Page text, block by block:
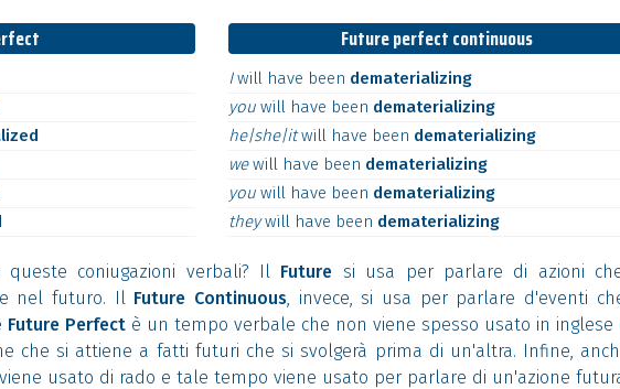
Future perfect continuous
Iwill have been dematerializing
you will have been dematerializing
he|she|itwill have been dematerializing
wewill have been dematerializing
you will have been dematerializing
theywill have been dematerializing
coniugazioni verbali? Il Future si usa per parlare di azioni
nel futuro. Il Future Continuous, invece, si usa per parlare d'eventi
Future Perfectè un tempo verbale che non viene spesso usato in inglese
che si attiene a fatti futuri che si svolgerà prima di un'altra. Infine,
viene usato di rado e tale tempo viene usato per parlare di un'azione